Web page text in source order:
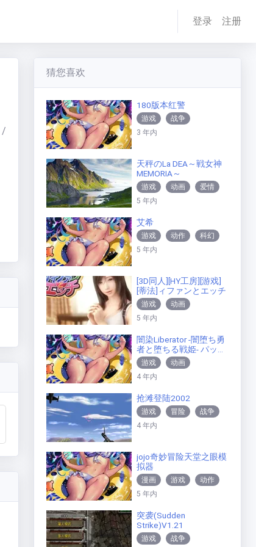
登录 注册
/
猜您喜欢
180版本红警
游戏
战争
3 年内
天秤のLa DEA～戦女神
MEMORIA～
游戏 动画
爱情
5 年内
艾希
游戏 动作
科幻
剧情
5 年内
[3D同人][HY工房][游戏]
[蒂法]ィファンとエッチ
游戏
动画
5 年内
闇染Liberator -闇堕ち勇
者と堕ちる戦姫- パッケ
ージ版
游戏
动画
4 年内
抢滩登陆2002
游戏 冒险
战争
4 年内
jojo奇妙冒险天堂之眼模
拟器
漫画 游戏
动作
5 年内
突袭(Sudden
Strike)V1.21
游戏 战争